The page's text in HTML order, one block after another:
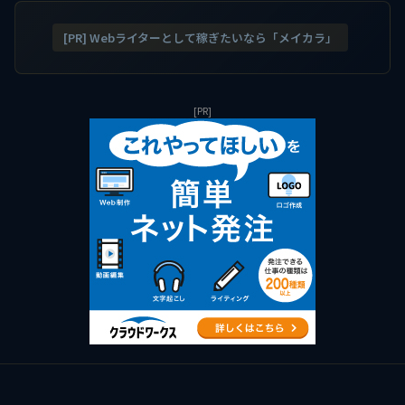
[PR] Webライターとして稼ぎたいなら「メイカラ」
[PR]